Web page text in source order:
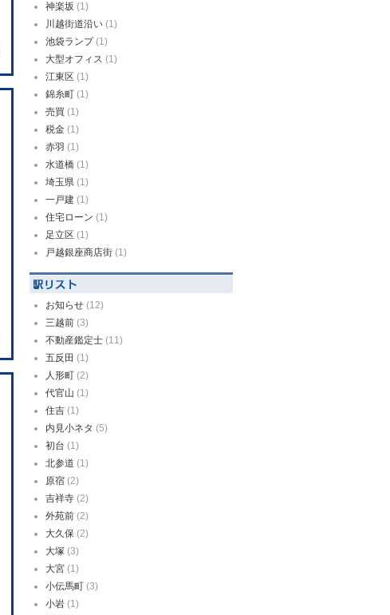
神楽坂 (1)
川越街道沿い (1)
池袋ランプ(1)
大型オフィス (1)
江東区 (1)
錦糸町 (1)
売買 (1)
税金 (1)
赤羽 (1)
水道橋 (1)
埼玉県 (1)
一戸建 (1)
住宅ローン (1)
足立区 (1)
戸越銀座商店街 (1)
お知らせ (12)
三越前 (3)
不動産鑑定士 (11)
五反田 (1)
人形町 (2)
代官山 (1)
住吉 (1)
内見小ネタ (5)
初台 (1)
北参道 (1)
原宿 (2)
吉祥寺 (2)
外苑前 (2)
大久保 (2)
大塚 (3)
大宮 (1)
小伝馬町 (3)
小岩 (1)